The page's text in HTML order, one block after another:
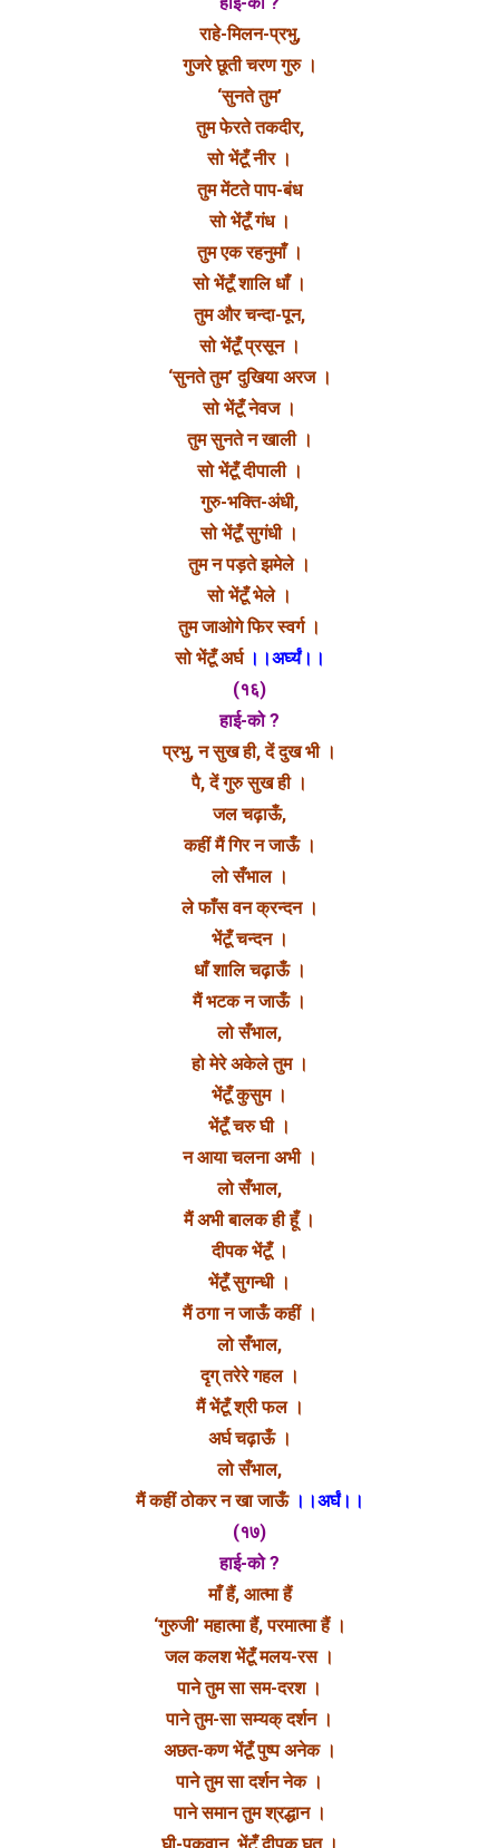
राहे-मिलन-प्रभु,
गुजरे छूती चरण गुरु ।
‘सुनते तुम’
तुम फेरते तकदीर,
सो भेंटूँ नीर ।
तुम मेंटते पाप-बंध
सो भेंटूँ गंध ।
तुम एक रहनुमाँ ।
सो भेंटूँ शालि धाँ ।
तुम और चन्दा-पून,
सो भेंटूँ प्रसून ।
‘सुनते तुम’ दुखिया अरज ।
सो भेंटूँ नेवज ।
तुम सुनते न खाली ।
सो भेंटूँ दीपाली ।
गुरु-भक्ति-अंधी,
सो भेंटूँ सुगंधी ।
तुम न पड़ते झमेले ।
सो भेंटूँ भेले ।
तुम जाओगे फिर स्वर्ग ।
सो भेंटूँ अर्घ ।।अर्घ्यं।।
(१६)
हाई-को ?
प्रभु, न सुख ही, दें दुख भी ।
पै, दें गुरु सुख ही ।
जल चढ़ाऊँ,
कहीं मैं गिर न जाऊँ ।
लो सँभाल ।
ले फाँस वन क्रन्दन ।
भेंटूँ चन्दन ।
धाँ शालि चढ़ाऊँ ।
मैं भटक न जाऊँ ।
लो सँभाल,
हो मेरे अकेले तुम ।
भेंटूँ कुसुम ।
भेंटूँ चरु घी ।
न आया चलना अभी ।
लो सँभाल,
मैं अभी बालक ही हूँ ।
दीपक भेंटूँ ।
भेंटूँ सुगन्धी ।
मैं ठगा न जाऊँ कहीं ।
लो सँभाल,
दृग् तरेरे गहल ।
मैं भेंटूँ श्री फल ।
अर्घ चढ़ाऊँ ।
लो सँभाल,
मैं कहीं ठोकर न खा जाऊँ।।अर्घं।।
(१७)
हाई-को ?
माँ हैं, आत्मा हैं
‘गुरुजी’ महात्मा हैं, परमात्मा हैं ।
जल कलश भेंटूँ मलय-रस ।
पाने तुम सा सम-दरश ।
पाने तुम-सा सम्यक् दर्शन ।
अछत-कण भेंटूँ पुष्प अनेक ।
पाने तुम सा दर्शन नेक ।
पाने समान तुम श्रद्धान ।